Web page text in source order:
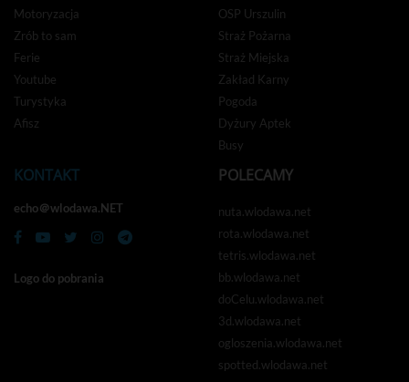
Motoryzacja
Zrób to sam
Ferie
Youtube
Turystyka
Afisz
OSP Urszulin
Straż Pożarna
Straż Miejska
Zakład Karny
Pogoda
Dyżury Aptek
Busy
KONTAKT
echo＠wlodawa.NET
Logo do pobrania
POLECAMY
nuta.wlodawa.net
rota.wlodawa.net
tetris.wlodawa.net
bb.wlodawa.net
doCelu.wlodawa.net
3d.wlodawa.net
ogloszenia.wlodawa.net
spotted.wlodawa.net